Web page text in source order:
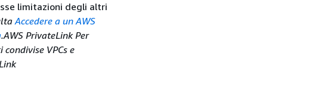
limitazioni degli altri
Accedere a un AWS
.AWS PrivateLinkPer
VPCs e